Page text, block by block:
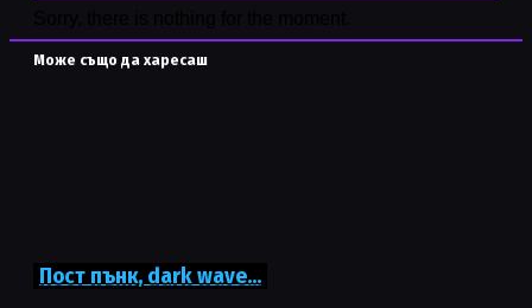
Може също да харесаш
Пост пънк, dark wave…